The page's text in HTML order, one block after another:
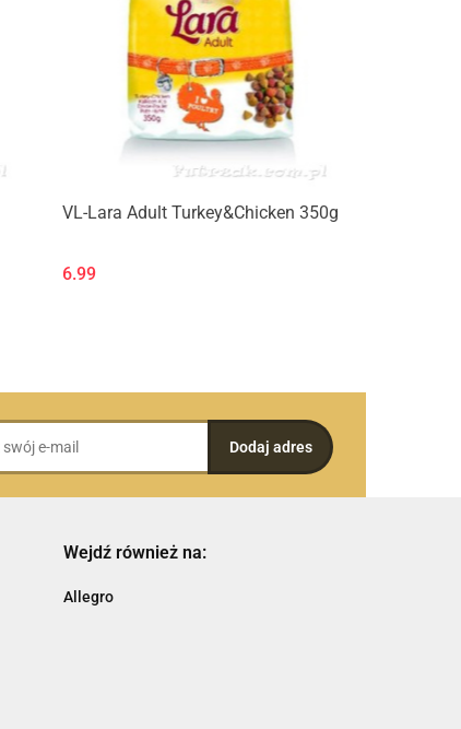
Produkt niedostępny
VL-Lara Adult Turkey&Chicken 350g
6.99
Wejdź również na:
Allegro